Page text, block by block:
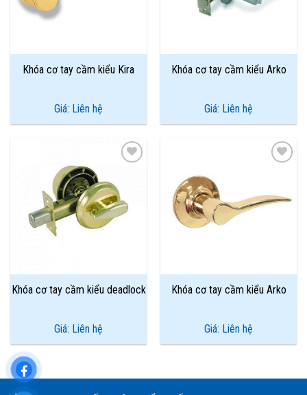
Khóa cơ tay cầm kiểu Kira
Giá: Liên hệ
Khóa cơ tay cầm kiểu Arko
Giá: Liên hệ
Add to
Wishlist
Khóa cơ tay cầm kiểu deadlock
Giá: Liên hệ
Add to
Wishlist
Khóa cơ tay cầm kiểu Arko
Giá: Liên hệ